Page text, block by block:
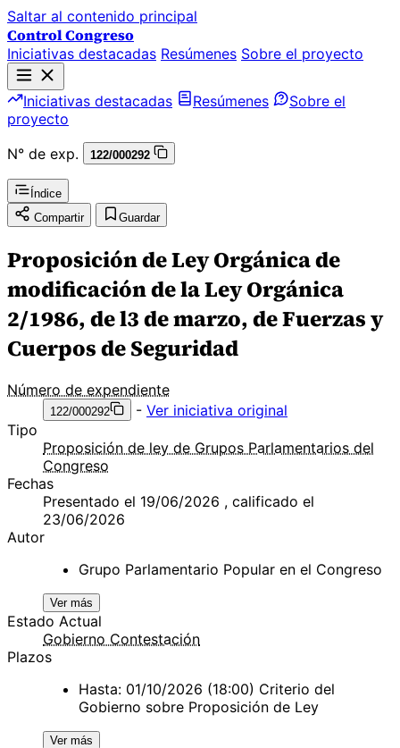
Saltar al contenido principal
Control Congreso
Iniciativas destacadas Resúmenes Sobre el proyecto
Iniciativas destacadas Resúmenes
Sobre el
proyecto
N° de exp.
122/000292
Índice
Compartir
Guardar
Proposición de Ley Orgánica de
modificación de la Ley Orgánica
2/1986, de l3 de marzo, de Fuerzas y
Cuerpos de Seguridad
Número de expendiente
122/000292 - Ver iniciativa original
Tipo
Proposición de ley de Grupos Parlamentarios del
Congreso
Fechas
Presentado el 19/06/2026 , calificado el
23/06/2026
Autor
Grupo Parlamentario Popular en el Congreso
Ver más
Estado Actual
Gobierno Contestación
Plazos
Hasta: 01/10/2026 (18:00) Criterio del
Gobierno sobre Proposición de Ley
Ver más